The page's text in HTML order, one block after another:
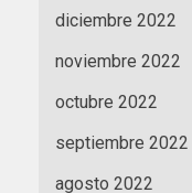
diciembre 2022
noviembre 2022
octubre 2022
septiembre 2022
agosto 2022